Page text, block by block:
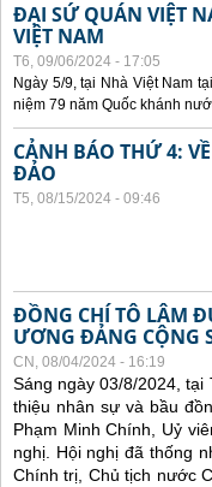
ĐẠI SỨ QUÁN VIỆT
VIỆT NAM
T6, 09/06/2024 - 17:05
Ngày 5/9, tại Nhà Việt Nam
niệm 79 năm Quốc khánh
CẢNH BÁO THỨ 4:
ĐẢO
T5, 08/15/2024 - 09:46
ĐỒNG CHÍ TÔ LÂM
ƯƠNG ĐẢNG CỘNG
CN, 08/04/2024 - 16:19
Sáng ngày 03/8/2024,
thiệu nhân sự và bầu
Phạm Minh Chính, Uỷ
nghị. Hội nghị đã thống
Chính trị, Chủ tịch nước